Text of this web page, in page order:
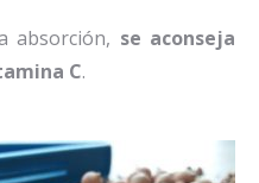
absorción, se aconseja
C.